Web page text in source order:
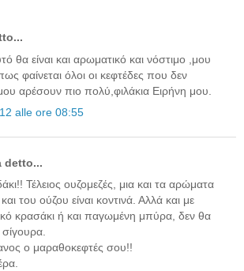
θα είναι και αρωματικό και νόστιμο ,μου
φαίνεται όλοι οι κεφτέδες που δεν
αρέσουν πιο πολύ,φιλάκια Ειρήνη μου.
alle ore 08:55
detto...
Τέλειος ουζομεζές, μια και τα αρώματα
του ούζου είναι κοντινά. Αλλά και με
κρασάκι ή και παγωμένη μπύρα, δεν θα
ο μαραθοκεφτές σου!!